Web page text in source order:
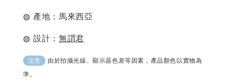
◍ 產地：馬來西亞
◍ 設計： 無謂君
注意
由於拍攝光線、顯示器色差等因素，產品顏色以實物為
準。